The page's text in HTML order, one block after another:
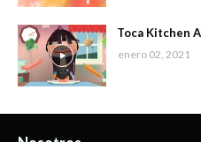
Toca Kitchen
enero 02, 2021